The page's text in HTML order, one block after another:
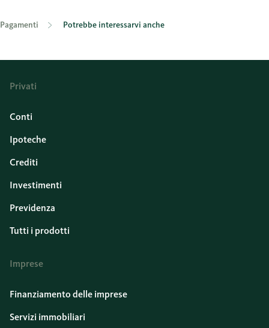
Pagamenti Potrebbe interessarvi anche
Privati
Conti
Ipoteche
Crediti
Investimenti
Previdenza
Tutti i prodotti
Imprese
Finanziamento delle imprese
Servizi immobiliari